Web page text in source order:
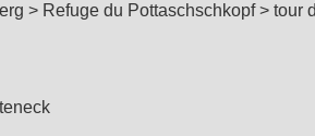
> Refuge du Pottaschschkopf > tour